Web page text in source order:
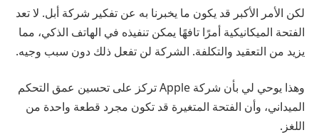
لكن الأمر الأكبر قد يكون ما يخبرنا به عن تفكير شركة أبل. لا تعد
الفتحة الميكانيكية أمرًا تافهًا يمكن تنفيذه في الهاتف الذكي، مما
يزيد من التعقيد والتكلفة. الشركة لن تفعل ذلك دون سبب وجيه.
وهذا يوحي لي بأن شركة Apple تركز على تحسين عمق التحكم
الميداني، وأن الفتحة المتغيرة قد تكون مجرد قطعة واحدة من
اللغز.